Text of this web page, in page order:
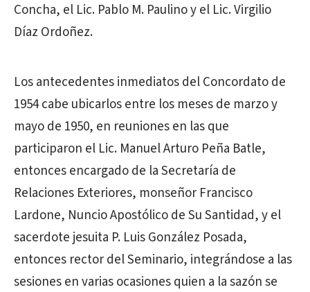
Concha, el Lic. Pablo M. Paulino y el Lic. Virgilio
Díaz Ordoñez.
Los antecedentes inmediatos del Concordato de
1954 cabe ubicarlos entre los meses de marzo y
mayo de 1950, en reuniones en las que
participaron el Lic. Manuel Arturo Peña Batle,
entonces encargado de la Secretaría de
Relaciones Exteriores, monseñor Francisco
Lardone, Nuncio Apostólico de Su Santidad, y el
sacerdote jesuita P. Luis González Posada,
entonces rector del Seminario, integrándose a las
sesiones en varias ocasiones quien a la sazón se